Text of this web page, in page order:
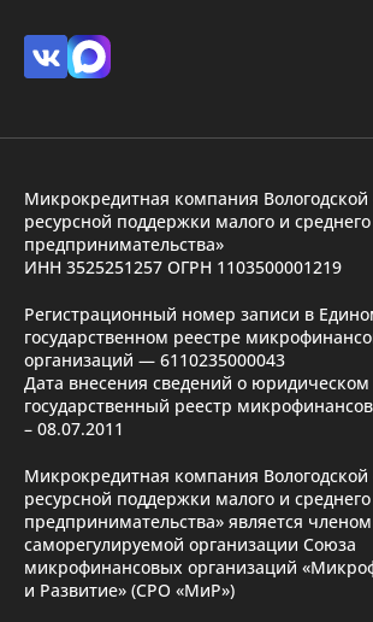
Микрокредитная компания Вологодской
ресурсной поддержки малого и среднего
предпринимательства»
ИНН 3525251257 ОГРН 1103500001219
Регистрационный номер записи в
государственном реестре
организаций — 6110235000043
Дата внесения сведений о
государственный реестр
– 08.07.2011
Микрокредитная компания Вологодской
ресурсной поддержки малого и среднего
предпринимательства» является членом
саморегулируемой организации Союза
микрофинансовых организаций
и Развитие» (СРО «МиР»)